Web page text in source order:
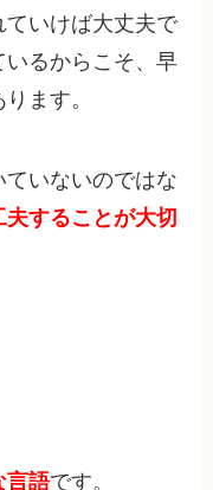
いけば大丈夫で
るからこそ、早
ます。
いないのではな
することが大切
言語です。